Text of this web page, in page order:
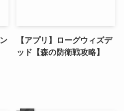
【アプリ】ローグウィズデ
ッド【森の防衛戦攻略】